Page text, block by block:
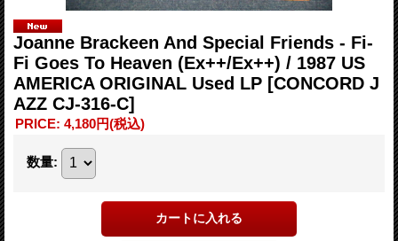
Joanne Brackeen And Special Friends - Fi-
Fi Goes To Heaven (Ex++/Ex++) / 1987 US
AMERICA ORIGINAL Used LP [CONCORD J
AZZ CJ-316-C]
PRICE: 4,180円(税込)
数量: